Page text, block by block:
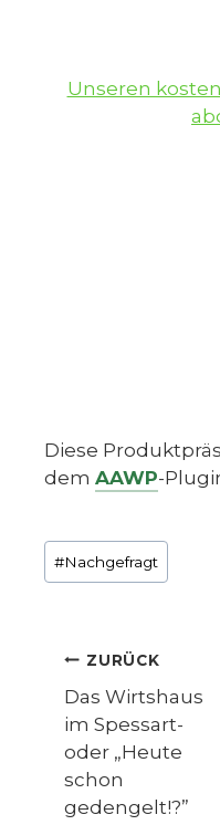
Unseren
Diese
dem AAWP-
Schlagworte:
#Nachgefragt
ZURÜCK
Das Wirtshaus
im Spessart-
oder „Heute
schon
gedengelt!?”